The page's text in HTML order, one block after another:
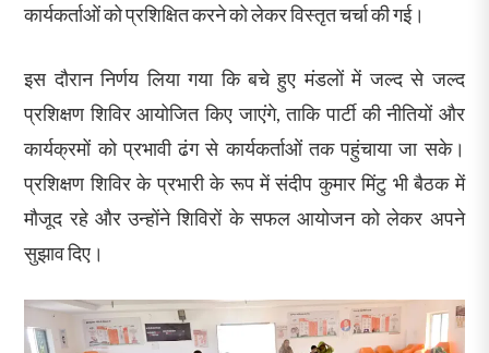
कार्यकर्ताओं को प्रशिक्षित करने को लेकर विस्तृत चर्चा की गई।
इस दौरान निर्णय लिया गया कि बचे हुए मंडलों में जल्द से जल्द
प्रशिक्षण शिविर आयोजित किए जाएंगे, ताकि पार्टी की नीतियों और
कार्यक्रमों को प्रभावी ढंग से कार्यकर्ताओं तक पहुंचाया जा सके।
प्रशिक्षण शिविर के प्रभारी के रूप में संदीप कुमार मिंटु भी बैठक में
मौजूद रहे और उन्होंने शिविरों के सफल आयोजन को लेकर अपने
सुझाव दिए।